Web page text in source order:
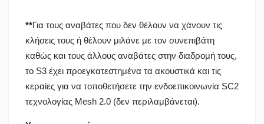
**Για τους αναβάτες που δεν θέλουν να χάνουν τις
κλήσεις τους ή θέλουν μιλάνε με τον συνεπιβάτη
καθώς και τους άλλους αναβάτες στην διαδρομή τους,
το S3 έχει προεγκατεστημένα τα ακουστικά και τις
κεραίες για να τοποθετήσετε την ενδοεπικοινωνία SC2
τεχνολογίας Mesh 2.0 (δεν περιλαμβάνεται).